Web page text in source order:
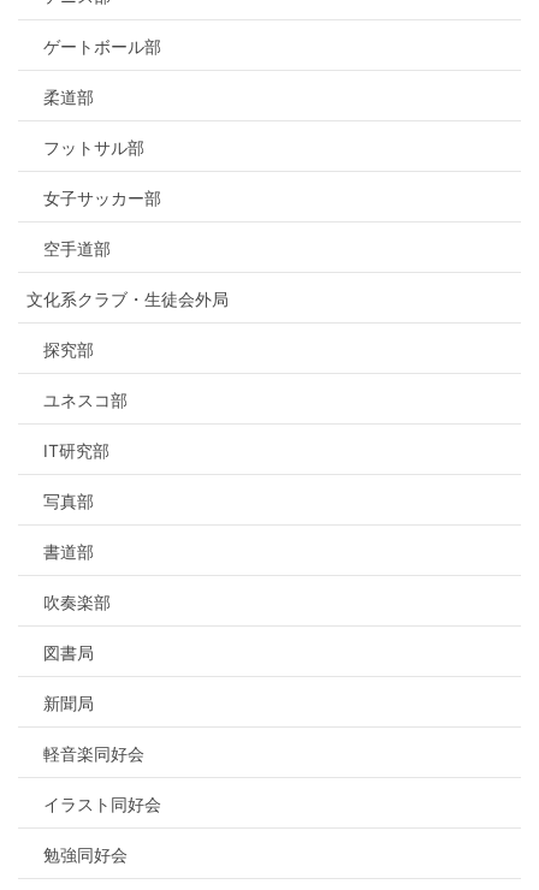
ゲートボール部
柔道部
フットサル部
女子サッカー部
空手道部
文化系クラブ・生徒会外局
探究部
ユネスコ部
IT研究部
写真部
書道部
吹奏楽部
図書局
新聞局
軽音楽同好会
イラスト同好会
勉強同好会